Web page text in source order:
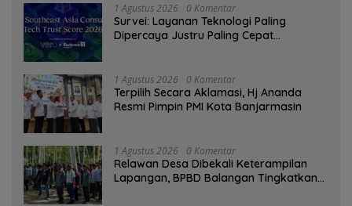
1 Agustus 2026 0 Komentar
Survei: Layanan Teknologi Paling
Dipercaya Justru Paling Cepat
1 Agustus 2026 0 Komentar
‎Terpilih Secara Aklamasi, Hj Ananda
Resmi Pimpin PMI Kota Banjarmasin
1 Agustus 2026 0 Komentar
Relawan Desa Dibekali Keterampilan
Lapangan, BPBD Balangan Tingkatkan